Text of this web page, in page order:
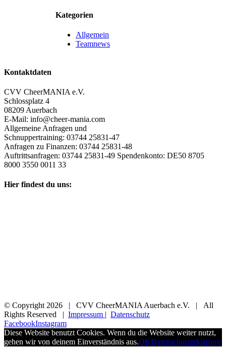
Kategorien
Allgemein
Teamnews
Kontaktdaten
CVV CheerMANIA e.V.
Schlossplatz 4
08209 Auerbach
E-Mail: info@cheer-mania.com
Allgemeine Anfragen und
Schnuppertraining: 03744 25831-47
Anfragen zu Finanzen: 03744 25831-48
Auftrittsanfragen: 03744 25831-49 Spendenkonto: DE50 8705
8000 3550 0011 33
Hier findest du uns:
© Copyright 2026 | CVV CheerMANIA Auerbach e.V. | All
Rights Reserved | Impressum | Datenschutz
FacebookInstagram
Diese Website benutzt Cookies. Wenn du die Website weiter nutzt,
gehen wir von deinem Einverständnis aus.OKDatenschutzerklärung